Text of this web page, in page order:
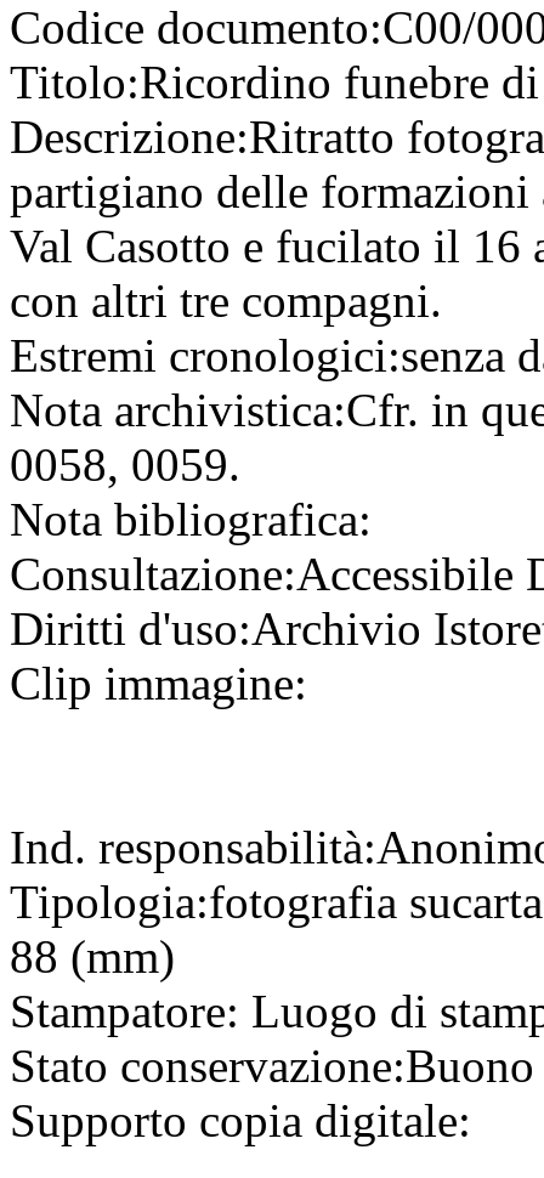
Codice documento:C00/
Titolo:Ricordino funebre
Descrizione:Ritratto
partigiano delle
Val Casotto e fucilato il 16
con altri tre compagni.
Estremi cronologici:senza
Nota archivistica:Cfr. in
0058, 0059.
Nota bibliografica:
Consultazione:Accessibile
Diritti d'uso:Archivio
Clip immagine:
Ind. responsabilità:
Tipologia:fotografia su
88 (mm)
Stampatore: Luogo di
Stato conservazione:Buono
Supporto copia digitale: